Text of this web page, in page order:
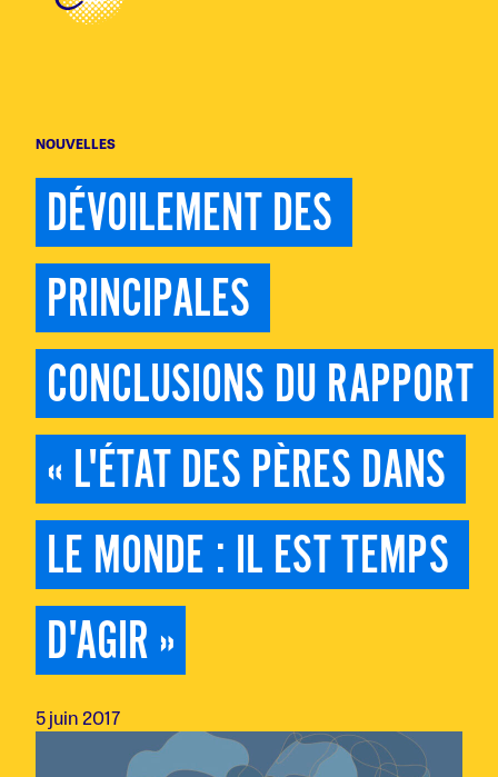
NOUVELLES
DÉVOILEMENT DES
PRINCIPALES
CONCLUSIONS DU RAPPORT
« L'ÉTAT DES PÈRES DANS
LE MONDE : IL EST TEMPS
D'AGIR »
5 juin 2017